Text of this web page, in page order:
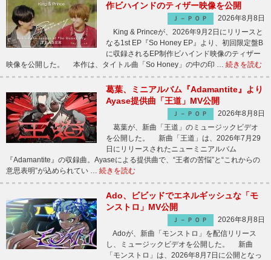
作ビハインドのティザー映像を公開
Ｊ－ＰＯＰ
2026年8月8日
King & Princeが、2026年9月2日にリリースと
なる1st EP『So Honey EP』より、初回限定盤B
に収録されるEP制作ビハインド映像のティザー
映像を公開した。 本作は、タイトル曲「So Honey」の中の印 … 続きを読む
葛葉、ミニアルバム『Adamantite』より
Ayase提供曲「王道」MV公開
Ｊ－ＰＯＰ
2026年8月8日
葛葉が、新曲「王道」のミュージックビデオ
を公開した。 新曲「王道」は、2026年7月29
日にリリースされたニューミニアルバム
『Adamantite』の収録曲。Ayaseによる提供曲で、“王者の苦悩”と“これからの
意思表明”が込められてい … 続きを読む
Ado、ビビッドでエネルギッシュな「モ
ンストロ」MV公開
Ｊ－ＰＯＰ
2026年8月8日
Adoが、新曲「モンストロ」を配信リリース
し、ミュージックビデオを公開した。 新曲
「モンストロ」は、2026年8月7日に公開となっ